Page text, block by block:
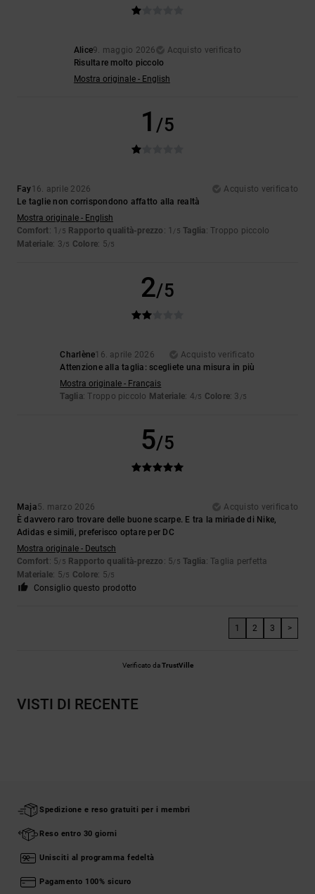
Alice9. maggio 2026
Acquisto verificato
Risultare molto piccolo
Mostra originale - English
1 /5
Fay16. aprile 2026
Acquisto verificato
Le taglie non corrispondono affatto alla realtà
Mostra originale - English
Comfort: 1 /5 Rapporto qualità-prezzo : 1 /5 Taglia: Troppo piccolo
Materiale: 3/5 Colore: 5/5
2/5
Charlène16. aprile 2026
Acquisto verificato
Attenzione alla taglia: scegliete una misura in più
Mostra originale - Français
Taglia: Troppo piccolo Materiale: 4/5 Colore: 3 /5
5/5
Maja5. marzo 2026
Acquisto verificato
È davvero raro trovare delle buone scarpe. E tra la miriade di Nike,
Adidas e simili, preferisco optare per DC
Mostra originale - Deutsch
Comfort: 5/5 Rapporto qualità-prezzo : 5/5 Taglia: Taglia perfetta
Materiale: 5/5 Colore: 5/5
Consiglio questo prodotto
1 2 3 >
Verificato daTrustVille
VISTI DI RECENTE
Spedizione e reso gratuiti per i membri
Reso entro 30 giorni
Unisciti al programma fedeltà
Pagamento 100% sicuro